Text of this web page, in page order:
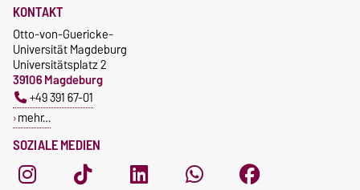
SOZIALE MEDIEN
KONTAKT
Otto-von-Guericke-
Universität Magdeburg
Universitätsplatz 2
39106 Magdeburg
+49 391 67-01
mehr…